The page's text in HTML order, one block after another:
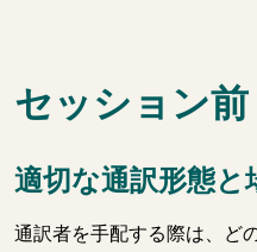
セッション前
適切な通訳形態と
通訳者を手配する際は、ど